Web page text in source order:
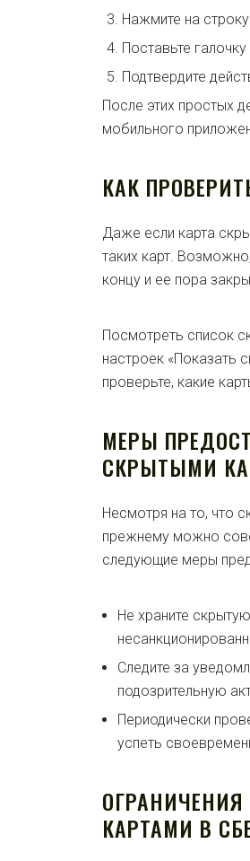
Нажмите на
Поставьте
Подтвердите
После этих простых
мобильного
КАК
Даже если карта
таких карт.
концу и ее пора
Посмотреть список
настроек «Показать
проверьте, какие
МЕРЫ
СКРЫТЫМИ
Несмотря на то, что
прежнему можно
следующие меры
Не храните
Следите за
подозрительную
Периодически
успеть
КАРТАМИ В